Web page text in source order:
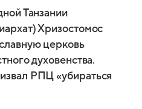
Танзании
Хризостомос
церковь
духовенства.
РПЦ «убираться